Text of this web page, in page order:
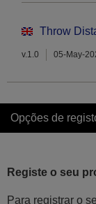
Throw
v.1.0 05-May-
Opções de
Registe o seu
Para registrar o